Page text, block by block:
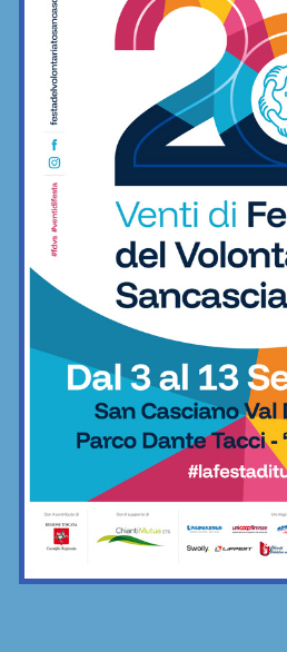
minimo
Freestyle 06/12/2022
BAR SPORT...CHIANTI
E dopo il derby…
la merenda
Bar Sport...Chianti